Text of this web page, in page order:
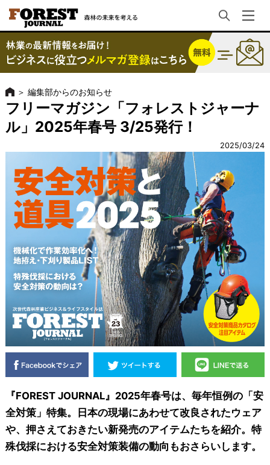
＞ 編集部からのお知らせ
フリーマガジン「フォレストジャーナ
ル」2025年春号 3/25発行！
2025/03/24
『FOREST JOURNAL』2025年春号は、毎年恒例の「安
全対策」特集。日本の現場にあわせて改良されたウェア
や、押さえておきたい新発売のアイテムたちを紹介。特
殊伐採における安全対策装備の動向もおさらいします。